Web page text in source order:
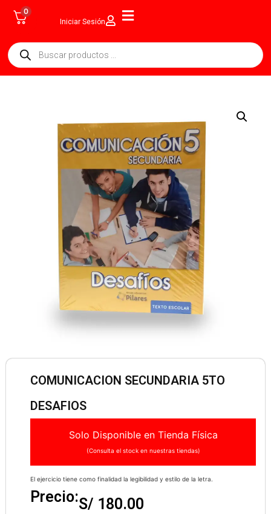
0
Iniciar Sesión
COMUNICACION SECUNDARIA 5TO
DESAFIOS
Solo Disponible en Tienda Física
(Consulta el stock en nuestras tiendas)
El ejercicio tiene como finalidad la legibilidad y estilo de la letra.
Precio:S/ 180.00